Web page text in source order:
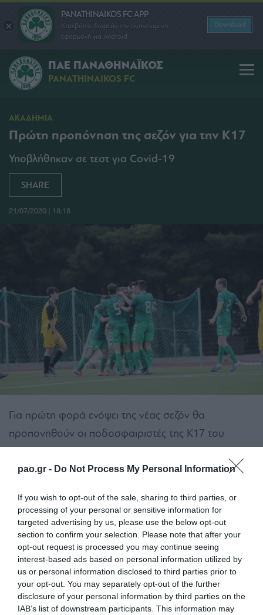
pao.gr - Do Not Process My Personal Information
If you wish to opt-out of the sale, sharing to third parties, or
processing of your personal or sensitive information for
targeted advertising by us, please use the below opt-out
section to confirm your selection. Please note that after your
opt-out request is processed you may continue seeing
interest-based ads based on personal information utilized by
us or personal information disclosed to third parties prior to
your opt-out. You may separately opt-out of the further
disclosure of your personal information by third parties on the
IAB’s list of downstream participants. This information may
PANATHINAIKOS FC APP
Κατεβάστε δωρεάν την ανανεωμένη
εφαρμογή για Android
Download
ΠΑΕ ΠΑΝΑΘΗΝΑΪΚΟΣ
PANATHINAIKOS FC
ΑΚΑΔΗΜΙΑ
Πρώτη προπόνηση της σεζόν για την Κ17
Υποβλήθηκαν σε τεστ για Covid-19
SHARE
21/07/2020 | 18:18
Για πρώτη φορά ενόψει της νέας σεζόν θα
προπονηθούν οι ποδοσφαιριστές της Κ17 του
υποβλήθηκαν σε τεστ για τον Covid-19, ενώ από
αλλά και τεστ φυσικής κατάστασης. Η διαδικασία
συνεχίστηκε σήμερα και αναμένεται να ολοκληρωθεί
αύριο.
Αναλυτικά το φετινό ρόστερ της Κ17 αποτελούν οι:
Τάσος Αλεβιζάκης, Αχιλλέας Αλχατζίδης, Κώστας
Βολάκης, Βαγγέλης Δήμος, Βασίλης Δρανδάκης,